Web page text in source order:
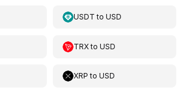
USDT toUSD
TRXtoUSD
XRP toUSD